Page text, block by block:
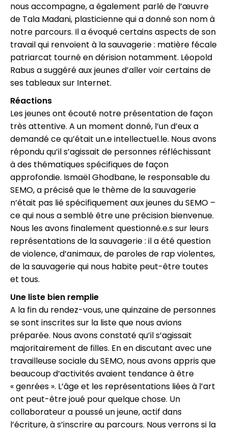
nous accompagne, a également parlé de l’œuvre
de Tala Madani, plasticienne qui a donné son nom à
notre parcours. Il a évoqué certains aspects de son
travail qui renvoient à la sauvagerie : matière fécale
patriarcat tourné en dérision notamment. Léopold
Rabus a suggéré aux jeunes d’aller voir certains de
ses tableaux sur Internet.
Réactions
Les jeunes ont écouté notre présentation de façon
très attentive. A un moment donné, l’un d’eux a
demandé ce qu’était un.e intellectuel.le. Nous avons
répondu qu’il s’agissait de personnes réfléchissant
à des thématiques spécifiques de façon
approfondie. Ismaël Ghodbane, le responsable du
SEMO, a précisé que le thème de la sauvagerie
n’était pas lié spécifiquement aux jeunes du SEMO –
ce qui nous a semblé être une précision bienvenue.
Nous les avons finalement questionné.e.s sur leurs
représentations de la sauvagerie : il a été question
de violence, d’animaux, de paroles de rap violentes,
de la sauvagerie qui nous habite peut-être toutes
et tous.
Une liste bien remplie
A la fin du rendez-vous, une quinzaine de personnes
se sont inscrites sur la liste que nous avions
préparée. Nous avons constaté qu’il s’agissait
majoritairement de filles. En en discutant avec une
travailleuse sociale du SEMO, nous avons appris que
beaucoup d’activités avaient tendance à être
« genrées ». L’âge et les représentations liées à l’art
ont peut-être joué pour quelque chose. Un
collaborateur a poussé un jeune, actif dans
l’écriture, à s’inscrire au parcours. Nous verrons si la